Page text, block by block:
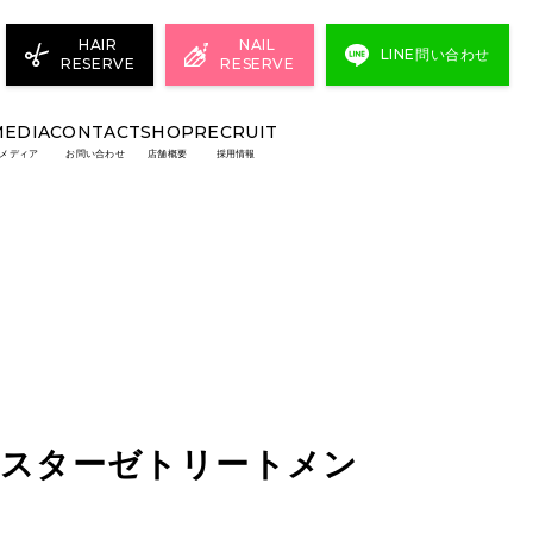
HAIR
RESERVE
NAIL
RESERVE
LINE問い合わせ
メディア
CONTACT
お問い合わせ
SHOP
店舗概要
RECRUIT
採用情報
ターゼトリートメン